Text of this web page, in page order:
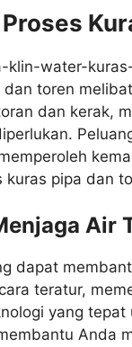
dan toren
dan kerak,
kuras pipa dan
Air
dapat
teratur,
yang
Anda